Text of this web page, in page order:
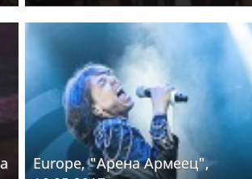
Europe, "Арена Армеец",